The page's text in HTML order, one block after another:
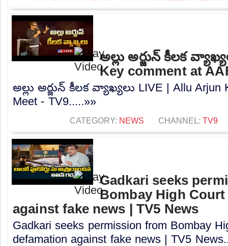
అల్లు అర్జున్ కీలక
Key comment at
అల్లు అర్జున్ కీలక వ్యాఖ్యలు LIVE | Allu Arjun
Meet - TV9.....»»
CATEGORY: NEWS CHANNEL: TV9
Gadkari seeks
Bombay High
against fake news | TV5 News
Gadkari seeks permission from Bombay
defamation against fake news | TV5